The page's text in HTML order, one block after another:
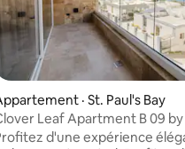
de 5 sur 5, 28· St. Paul's Bay
Leaf Apartment B 09
!
d'une expérience